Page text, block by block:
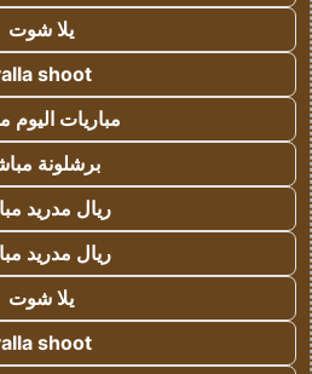
يلا شوت
shoot
مباريات اليوم
برشلونة
ريال مدريد
ريال مدريد
يلا شوت
shoot